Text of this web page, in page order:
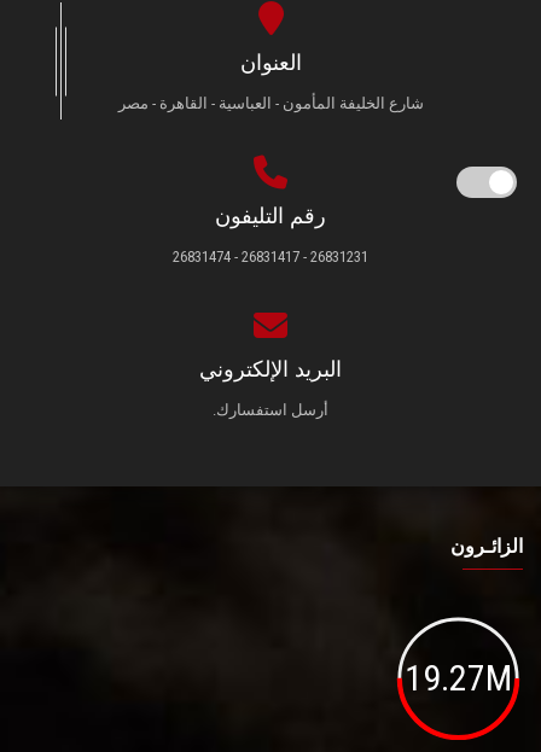
العنوان
شارع الخليفة المأمون - العباسية - القاهرة - مصر
رقم التليفون
26831231 - 26831417 - 26831474
البريد الإلكتروني
أرسل استفسارك.
الزائـرون
19.27M